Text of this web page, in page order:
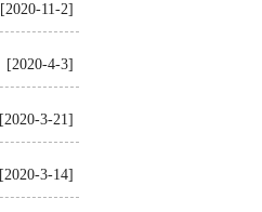
[2020-11-2]
[2020-4-3]
[2020-3-21]
[2020-3-14]